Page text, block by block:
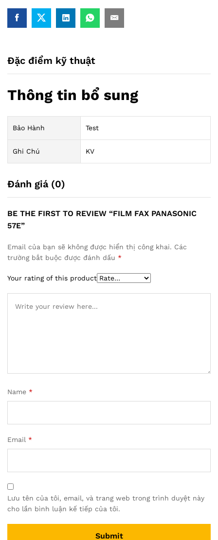
Đặc điểm kỹ thuật
Thông tin bổ sung
Bảo Hành Test
Ghi Chú KV
Đánh giá (0)
BE THE FIRST TO REVIEW “FILM FAX PANASONIC
57E”
Email của bạn sẽ không được hiển thị công khai. Các
trường bắt buộc được đánh dấu *
Your rating of this product
Name *
Email *
Lưu tên của tôi, email, và trang web trong trình duyệt này
cho lần bình luận kế tiếp của tôi.